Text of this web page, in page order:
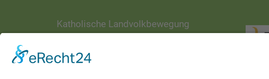
Katholische Landvolkbewegung
Ottostraße 1